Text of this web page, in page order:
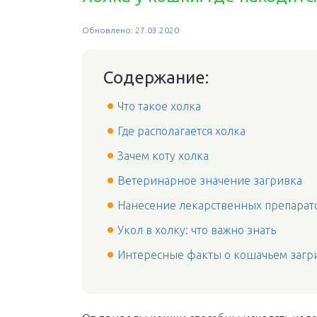
Обновлено: 27.03.2020
Содержание:
Что такое холка
Где располагается холка
Зачем коту холка
Ветеринарное значение загривка
Нанесение лекарственных
Укол в холку: что важно знать
Интересные факты о кошачьем